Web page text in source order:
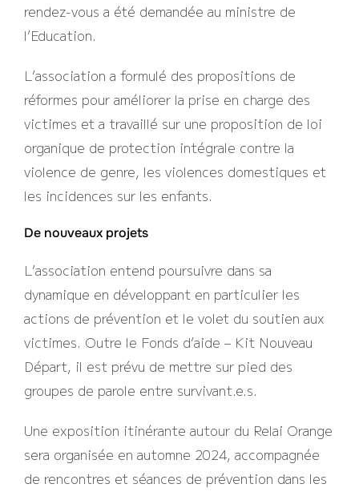
rendez-vous a été demandée au ministre de
l’Education.
L’association a formulé des propositions de
réformes pour améliorer la prise en charge des
victimes et a travaillé sur une proposition de loi
organique de protection intégrale contre la
violence de genre, les violences domestiques et
les incidences sur les enfants.
De nouveaux projets
L’association entend poursuivre dans sa
dynamique en développant en particulier les
actions de prévention et le volet du soutien aux
victimes. Outre le Fonds d’aide – Kit Nouveau
Départ, il est prévu de mettre sur pied des
groupes de parole entre survivant.e.s.
Une exposition itinérante autour du Relai Orange
sera organisée en automne 2024, accompagnée
de rencontres et séances de prévention dans les